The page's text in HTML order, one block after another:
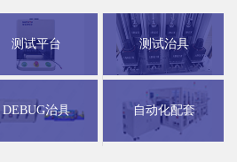
测试平台 测试治具
DEBUG治具 自动化配套